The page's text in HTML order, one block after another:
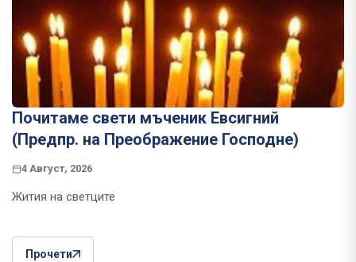
Почитаме свети мъченик Евсигний
(Предпр. на Преображение Господне)
4 Август, 2026
Жития на светците
Прочети